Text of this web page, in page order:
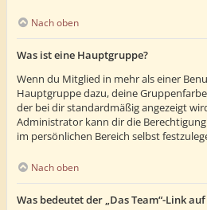
Nach oben
Was ist eine Hauptgruppe?
Wenn du Mitglied in mehr als einer
Hauptgruppe dazu, deine
der bei dir standardmäßig angezeigt
Administrator kann dir die
im persönlichen Bereich selbst
Nach oben
Was bedeutet der „Das Team“-Link